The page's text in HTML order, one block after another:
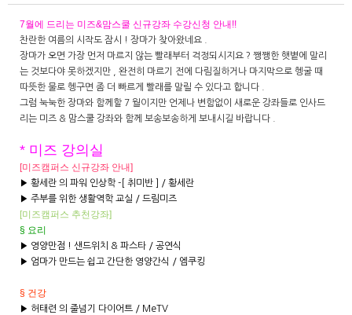
7월에 드리는 미즈&맘스쿨 신규강좌 수강신청 안내!!
찬란한 여름의 시작도 잠시 ! 장마가 찾아왔네요 .
장마가 오면 가장 먼저 마르지 않는 빨래부터 걱정되시지요 ? 쨍쨍한 햇볕에 말리
는 것보다야 못하겠지만 , 완전히 마르기 전에 다림질하거나 마지막으로 헹굴 때
따뜻한 물로 헹구면 좀 더 빠르게 빨래를 말릴 수 있다고 합니다 .
그럼 눅눅한 장마와 함께할 7 월이지만 언제나 변함없이 새로운 강좌들로 인사드
리는 미즈 & 맘스쿨 강좌와 함께 보송보송하게 보내시길 바랍니다 .
* 미즈 강의실
[미즈캠퍼스 신규강좌 안내]
▶ 황세란 의 파워 인상학 -[ 취미반 ] / 황세란
▶ 주부를 위한 생활역학 교실 / 드림미즈
[미즈캠퍼스 추천강좌]
§ 요리
▶ 영양만점 ! 샌드위치 & 파스타 / 공연식
▶ 엄마가 만드는 쉽고 간단한 영양간식 / 엠쿠킹
§ 건강
▶ 허태련 의 줄넘기 다이어트 / MeTV